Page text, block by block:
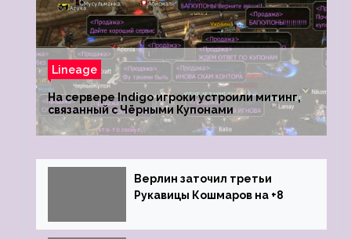
Lineage
На сервере Indigo игроки устроили митинг,
связанный с Чёрными Купонами
Верлин заточил третьи
Рукавицы Кошмаров на +8